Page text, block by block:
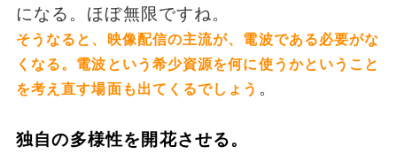
になる。ほぼ無限ですね。
そうなると、映像配信の主流が、電波である必要がな
くなる。電波という希少資源を何に使うかということ
を考え直す場面も出てくるでしょう 。
独自の多様性を開花させる。